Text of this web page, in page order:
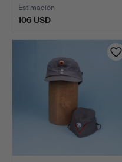
Estimación
106 USD